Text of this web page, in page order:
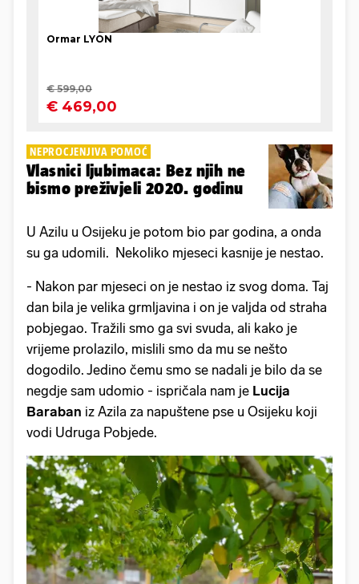
NEPROCJENJIVA POMOĆ
Vlasnici ljubimaca: Bez njih ne
bismo preživjeli 2020. godinu
U Azilu u Osijeku je potom bio par godina, a onda
su ga udomili. Nekoliko mjeseci kasnije je nestao.
- Nakon par mjeseci on je nestao iz svog doma. Taj
dan bila je velika grmljavina i on je valjda od straha
pobjegao. Tražili smo ga svi svuda, ali kako je
vrijeme prolazilo, mislili smo da mu se nešto
dogodilo. Jedino čemu smo se nadali je bilo da se
negdje sam udomio - ispričala nam je Lucija
Baraban iz Azila za napuštene pse u Osijeku koji
vodi Udruga Pobjede.